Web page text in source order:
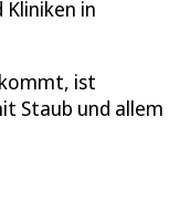
in
ist
Staub und allem